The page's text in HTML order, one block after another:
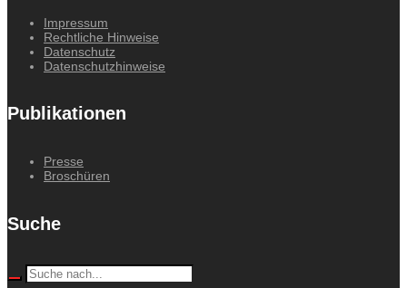
Impressum
Rechtliche Hinweise
Datenschutz
Datenschutzhinweise
Publikationen
Presse
Broschüren
Suche